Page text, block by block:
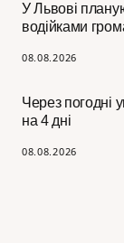
У Львові
водійками
08.08.2026
Через погодні
на 4 дні
08.08.2026